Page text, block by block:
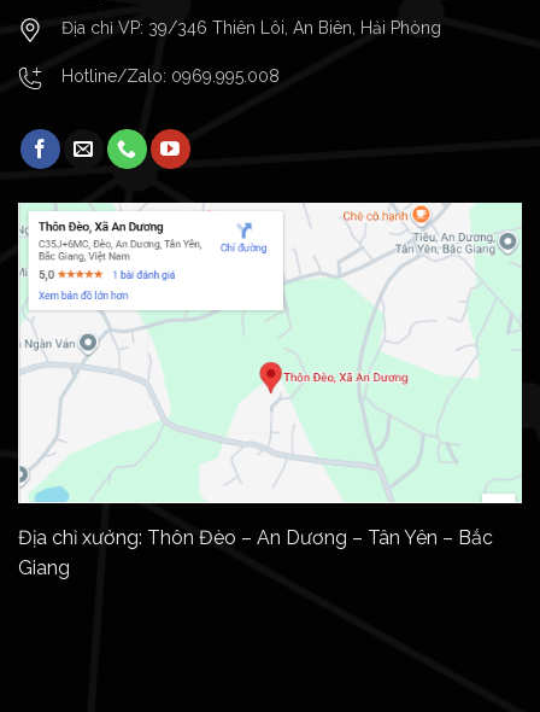
Địa chỉ VP: 39/346 Thiên Lôi, An Biên, Hải Phòng
Hotline/Zalo: 0969.995.008
Địa chỉ xưởng: Thôn Đèo – An Dương – Tân Yên – Bắc
Giang